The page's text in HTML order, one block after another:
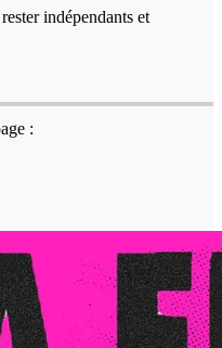
indépendants et
: